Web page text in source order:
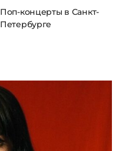
Поп-концерты в Санкт-
Петербурге